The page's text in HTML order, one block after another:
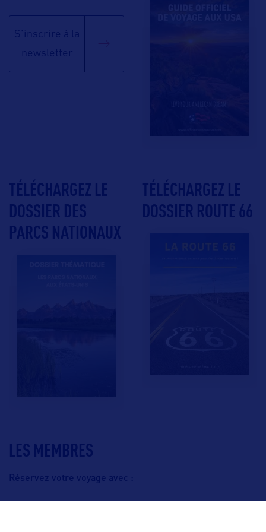
LES MEMBRES
Réservez votre voyage avec :
S'inscrire à la
newsletter
TÉLÉCHARGEZ LE
DOSSIER DES
PARCS NATIONAUX
TÉLÉCHARGEZ LE
DOSSIER ROUTE 66